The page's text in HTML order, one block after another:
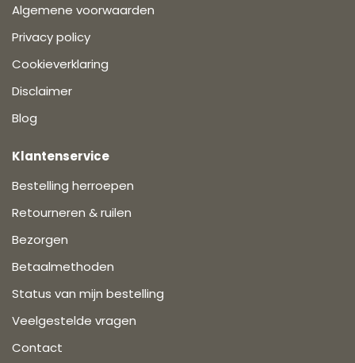
Algemene voorwaarden
Privacy policy
Cookieverklaring
Disclaimer
Blog
Klantenservice
Bestelling herroepen
Retourneren & ruilen
Bezorgen
Betaalmethoden
Status van mijn bestelling
Veelgestelde vragen
Contact